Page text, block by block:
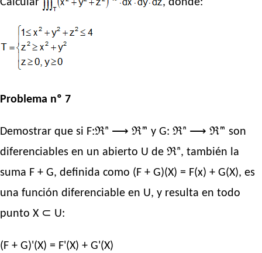
Calcular , donde:
Problema nº 7
Demostrar que si F:ℜⁿ ⟶ ℜᵐ y G: ℜⁿ ⟶ ℜᵐ son
diferenciables en un abierto U de ℜⁿ, también la
suma F + G, definida como (F + G)(X) = F(x) + G(X), es
una función diferenciable en U, y resulta en todo
punto X ⊂ U:
(F + G)'(X) = F'(X) + G'(X)